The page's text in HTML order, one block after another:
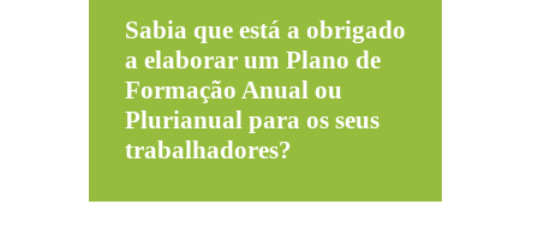
Sabia que está a obrigado
a elaborar um Plano de
Formação Anual ou
Plurianual para os seus
trabalhadores?